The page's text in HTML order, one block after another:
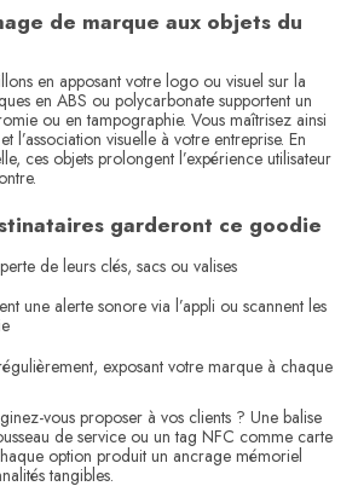
de marque aux objets du
en apposant votre logo ou visuel sur la
en ABS ou polycarbonate supportent un
ou en tampographie. Vous maîtrisez ainsi
l’association visuelle à votre entreprise. En
ces objets prolongent l’expérience utilisateur
garderont ce goodie
de leurs clés, sacs ou valises
une alerte sonore via l’appli ou scannent les
exposant votre marque à chaque
vous proposer à vos clients ? Une balise
de service ou un tag NFC comme carte
option produit un ancrage mémoriel
tangibles.